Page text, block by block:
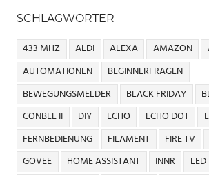
SCHLAGWÖRTER
433 MHZ ALDI ALEXA AMAZON
AUTOMATIONEN
BEGINNERFRAGEN
BEWEGUNGSMELDER
BLACK FRIDAY
CONBEE II
DIY ECHO ECHO DOT
FERNBEDIENUNG
FILAMENT FIRE TV
GOVEE
HOME ASSISTANT INNR LED